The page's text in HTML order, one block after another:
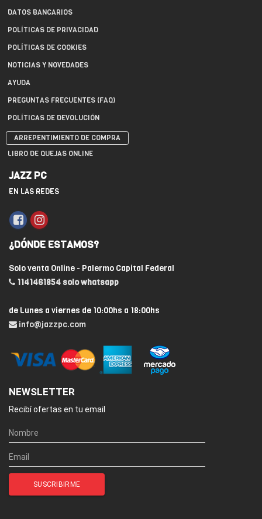
DATOS BANCARIOS
POLÍTICAS DE PRIVACIDAD
POLÍTICAS DE COOKIES
NOTICIAS Y NOVEDADES
AYUDA
PREGUNTAS FRECUENTES (FAQ)
POLÍTICAS DE DEVOLUCIÓN
ARREPENTIMIENTO DE COMPRA
LIBRO DE QUEJAS ONLINE
JAZZ PC
EN LAS REDES
¿DÓNDE ESTAMOS?
Solo venta Online - Palermo Capital Federal
1141461854 solo whatsapp
de Lunes a viernes de 10:00hs a 18:00hs
info@jazzpc.com
NEWSLETTER
Recibí ofertas en tu email